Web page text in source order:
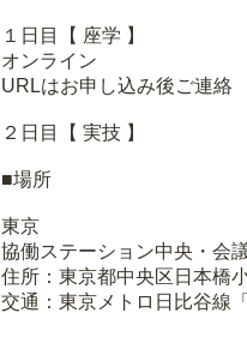
１日目【 座学 】
オンライン
URLはお申し込み後ご連絡
２日目【 実技 】
■場所
東京
協働ステーション中央・会
住所：東京都中央区日本橋
交通：東京メトロ日比谷線